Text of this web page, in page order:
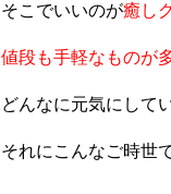
そこでいいのが癒し
値段も手軽なものが
どんなに元気にして
それにこんなご時世